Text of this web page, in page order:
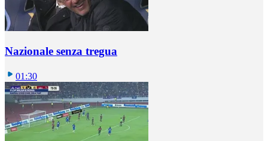
Nazionale senza tregua
01:30